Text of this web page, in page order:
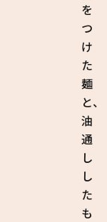
を
つ
け
た
麺
と、
油
通
し
し
た
も